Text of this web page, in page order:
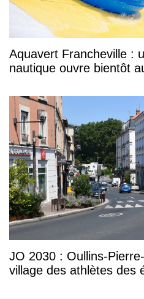
Aquavert Francheville :
nautique ouvre bientôt
JO 2030 : Oullins-
village des athlètes des